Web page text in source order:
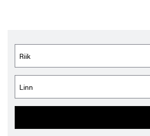
Riik
Linn